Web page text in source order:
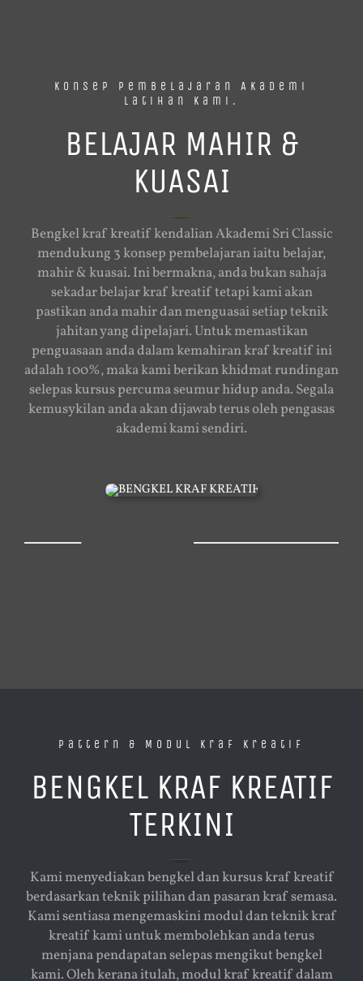
Konsep Pembelajaran Akademi
Latihan Kami.
BELAJAR MAHIR &
KUASAI
Bengkel kraf kreatif kendalian Akademi Sri Classic
mendukung 3 konsep pembelajaran iaitu belajar,
mahir & kuasai. Ini bermakna, anda bukan sahaja
sekadar belajar kraf kreatif tetapi kami akan
pastikan anda mahir dan menguasai setiap teknik
jahitan yang dipelajari. Untuk memastikan
penguasaan anda dalam kemahiran kraf kreatif ini
adalah 100%, maka kami berikan khidmat rundingan
selepas kursus percuma seumur hidup anda. Segala
kemusykilan anda akan dijawab terus oleh pengasas
akademi kami sendiri.
Pattern & Modul Kraf Kreatif
BENGKEL KRAF KREATIF
TERKINI
Kami menyediakan bengkel dan kursus kraf kreatif
berdasarkan teknik pilihan dan pasaran kraf semasa.
Kami sentiasa mengemaskini modul dan teknik kraf
kreatif kami untuk membolehkan anda terus
menjana pendapatan selepas mengikut bengkel
kami. Oleh kerana itulah, modul kraf kreatif dalam